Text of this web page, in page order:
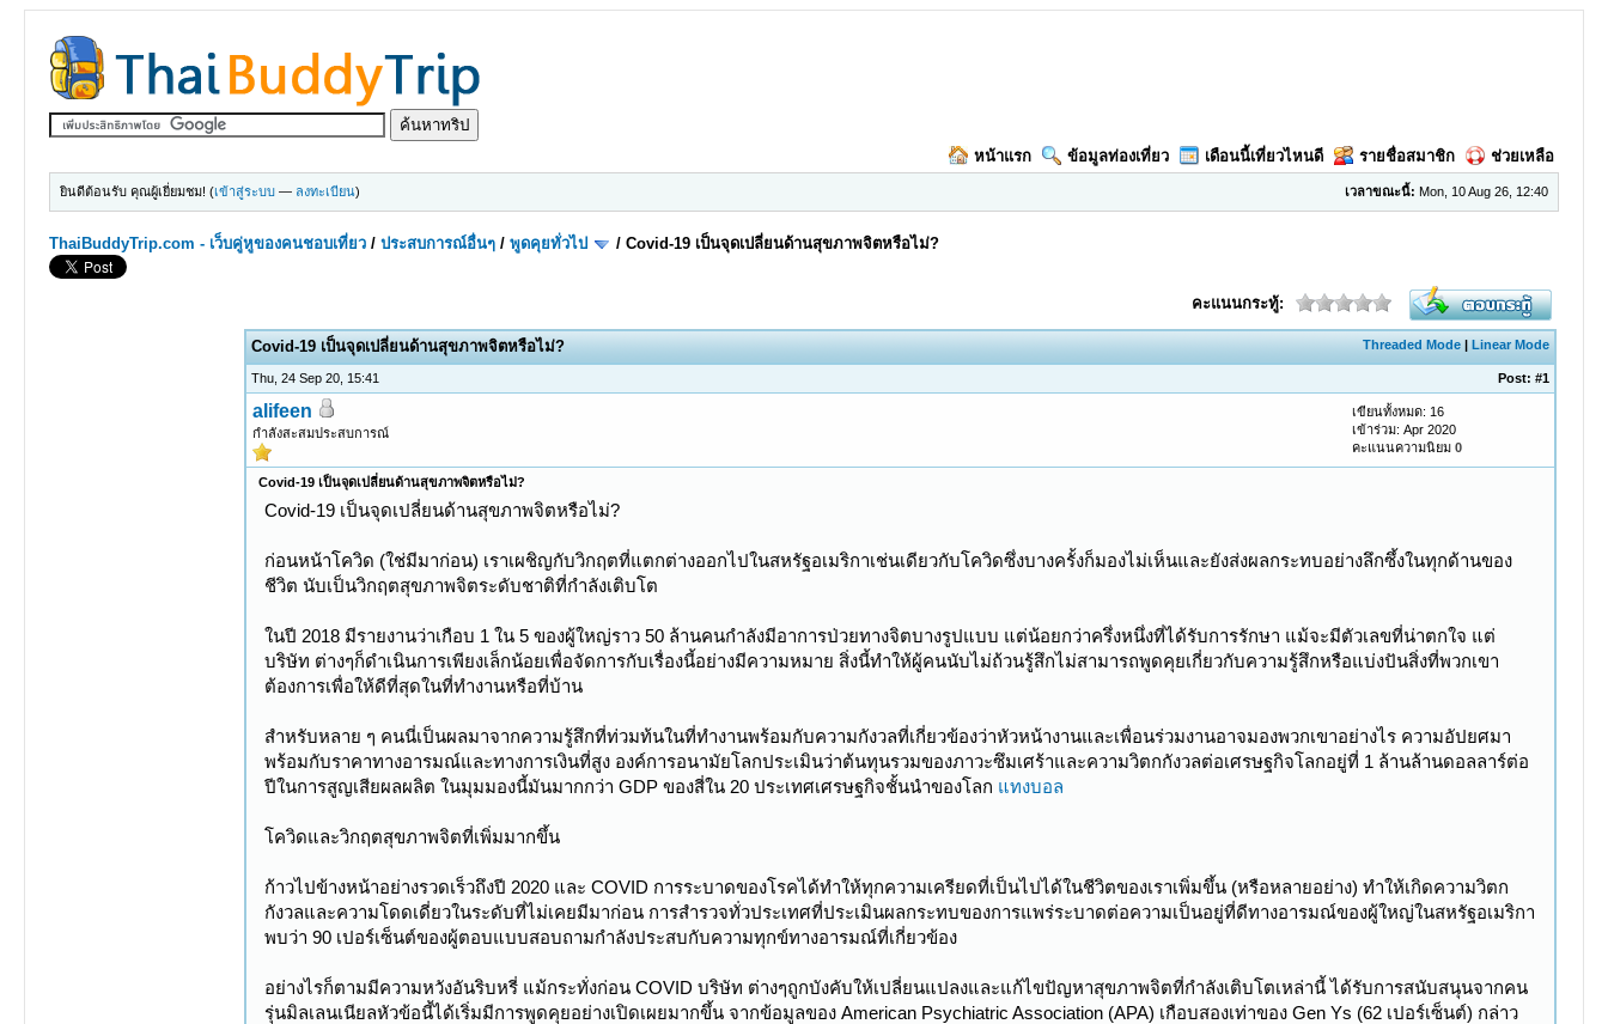
หน้าแรก ข้อมูลท่องเที่ยว เดือนนี้เที่ยวไหนดี รายชื่อสมาชิก ช่วยเหลือ
เวลาขณะนี้: Mon, 10 Aug 26, 12:40
ยินดีต้อนรับ คุณผู้เยี่ยมชม! (เข้าสู่ระบบ — ลงทะเบียน)
ThaiBuddyTrip.com - เว็บคู่หูของคนชอบเที่ยว /ประสบการณ์อื่นๆ /พูดคุยทั่วไป /Covid-19 เป็นจุดเปลี่ยนด้านสุขภาพจิตหรือไม่?
คะแนนกระทู้:
Threaded Mode |Linear Mode
Covid-19 เป็นจุดเปลี่ยนด้านสุขภาพจิตหรือไม่?
Thu, 24 Sep 20, 15:41 Post:#1
alifeen
กำลังสะสมประสบการณ์
เขียนทั้งหมด: 16
เข้าร่วม: Apr 2020
คะแนนความนิยม0
Covid-19 เป็นจุดเปลี่ยนด้านสุขภาพจิตหรือไม่?
Covid-19 เป็นจุดเปลี่ยนด้านสุขภาพจิตหรือไม่?
ก่อนหน้าโควิด (ใช่มีมาก่อน) เราเผชิญกับวิกฤตที่แตกต่างออกไปในสหรัฐอเมริกาเช่นเดียวกับโควิดซึ่งบางครั้งก็มองไม่เห็นและยังส่งผลกระทบอย่างลึกซึ้งในทุกด้านของ
ชีวิต นับเป็นวิกฤตสุขภาพจิตระดับชาติที่กำลังเติบโต
ในปี 2018 มีรายงานว่าเกือบ 1 ใน 5 ของผู้ใหญ่ราว 50 ล้านคนกำลังมีอาการป่วยทางจิตบางรูปแบบ แต่น้อยกว่าครึ่งหนึ่งที่ได้รับการรักษา แม้จะมีตัวเลขที่น่าตกใจ แต่
บริษัท ต่างๆก็ดำเนินการเพียงเล็กน้อยเพื่อจัดการกับเรื่องนี้อย่างมีความหมาย สิ่งนี้ทำให้ผู้คนนับไม่ถ้วนรู้สึกไม่สามารถพูดคุยเกี่ยวกับความรู้สึกหรือแบ่งปันสิ่งที่พวกเขา
ต้องการเพื่อให้ดีที่สุดในที่ทำงานหรือที่บ้าน
สำหรับหลาย ๆ คนนี่เป็นผลมาจากความรู้สึกที่ท่วมท้นในที่ทำงานพร้อมกับความกังวลที่เกี่ยวข้องว่าหัวหน้างานและเพื่อนร่วมงานอาจมองพวกเขาอย่างไร ความอัปยศมา
พร้อมกับราคาทางอารมณ์และทางการเงินที่สูง องค์การอนามัยโลกประเมินว่าต้นทุนรวมของภาวะซึมเศร้าและความวิตกกังวลต่อเศรษฐกิจโลกอยู่ที่ 1 ล้านล้านดอลลาร์ต่อ
ปีในการสูญเสียผลผลิต ในมุมมองนี้มันมากกว่า GDP ของสี่ใน 20 ประเทศเศรษฐกิจชั้นนำของโลก แทงบอล
โควิดและวิกฤตสุขภาพจิตที่เพิ่มมากขึ้น
ก้าวไปข้างหน้าอย่างรวดเร็วถึงปี 2020 และ COVID การระบาดของโรคได้ทำให้ทุกความเครียดที่เป็นไปได้ในชีวิตของเราเพิ่มขึ้น (หรือหลายอย่าง) ทำให้เกิดความวิตก
กังวลและความโดดเดี่ยวในระดับที่ไม่เคยมีมาก่อน การสำรวจทั่วประเทศที่ประเมินผลกระทบของการแพร่ระบาดต่อความเป็นอยู่ที่ดีทางอารมณ์ของผู้ใหญ่ในสหรัฐอเมริกา
พบว่า 90 เปอร์เซ็นต์ของผู้ตอบแบบสอบถามกำลังประสบกับความทุกข์ทางอารมณ์ที่เกี่ยวข้อง
อย่างไรก็ตามมีความหวังอันริบหรี่ แม้กระทั่งก่อน COVID บริษัท ต่างๆถูกบังคับให้เปลี่ยนแปลงและแก้ไขปัญหาสุขภาพจิตที่กำลังเติบโตเหล่านี้ ได้รับการสนับสนุนจากคน
รุ่นมิลเลนเนียลหัวข้อนี้ได้เริ่มมีการพูดคุยอย่างเปิดเผยมากขึ้น จากข้อมูลของ American Psychiatric Association (APA) เกือบสองเท่าของ Gen Ys (62 เปอร์เซ็นต์) กล่าว